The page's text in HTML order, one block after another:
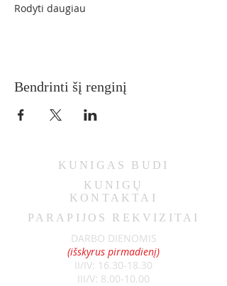
Rodyti daugiau
Bendrinti šį renginį
KUNIGAS BUDI
KUNIGŲ
KONTAKTAI
PARAPIJOS REKVIZITAI
DARBO DIENOMIS
(išskyrus pirmadienį)
II/IV: 16.30-18.30
III/V: 8.00-10.00